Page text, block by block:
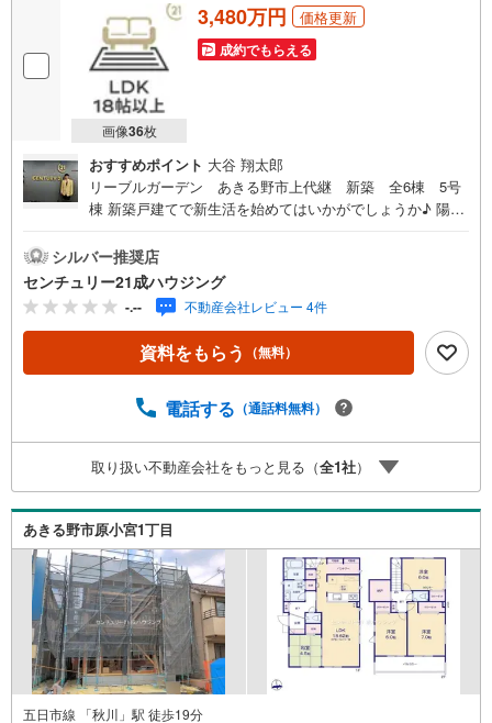
画像36枚
3,480万円 価格更新
成約でもらえる
おすすめポイント 大谷 翔太郎
リーブルガーデン あきる野市上代継 新築 全6棟 5号
棟 新築戸建てで新生活を始めてはいかがでしょうか♪ 陽当
ざいます！ 浴室乾燥機のあるお風呂場は洗濯物を干すとき
にも便利です！ まずはセンチュリー21成ハウジングのスタ
ッフにご希望条件をお申し付けください！ 条件にマッチし
た不動産情報をご用意いたします（^o^） センチュリー21
成ハウジングでは、武蔵村山市をはじめ、立川市・昭島
市・東大和市・瑞穂町・羽村市・あきる野市・福生市など
物件も多数ございますので、こちらの物件と一緒にご紹介
まして、希望があれば写真データだけお届けすることも可
能です。遠方の方など写真が見たい方はお申し付けくださ
い。
シルバー推奨店
センチュリー21成ハウジング
-.-- 不動産会社レビュー 4件
資料をもらう （無料）
電話する （通話料無料）
取り扱い不動産会社をもっと見る（全1社）
あきる野市原小宮1丁目
五日市線 「秋川」駅 徒歩19分